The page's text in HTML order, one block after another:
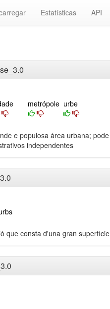
Estatísticas API
metrópole urbe
e populosa área urbana;
independentes
que consta d'una gran